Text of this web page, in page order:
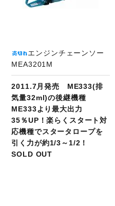
エンジンチェーンソー
MEA3201M
2011.7月発売 ME333(排
気量32ml)の後継機種
ME333より最大出力
35％UP！楽らくスタート対
応機種でスタータロープを
引く力が約1/3～1/2！
SOLD OUT